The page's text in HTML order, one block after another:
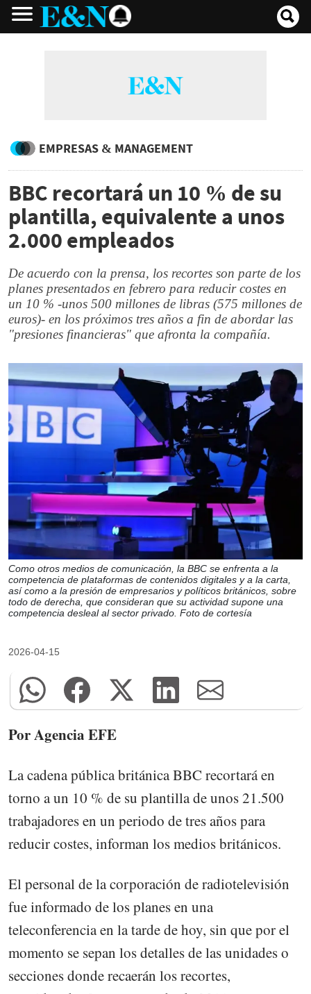
EMPRESAS & MANAGEMENT
BBC recortará un 10 % de su
plantilla, equivalente a unos
2.000 empleados
De acuerdo con la prensa, los recortes son parte de los
planes presentados en febrero para reducir costes en
un 10 % -unos 500 millones de libras (575 millones de
euros)- en los próximos tres años a fin de abordar las
"presiones financieras" que afronta la compañía.
Como otros medios de comunicación, la BBC se enfrenta a la
competencia de plataformas de contenidos digitales y a la carta,
así como a la presión de empresarios y políticos británicos, sobre
todo de derecha, que consideran que su actividad supone una
competencia desleal al sector privado. Foto de cortesía
2026-04-15
Por Agencia EFE
La cadena pública británica BBC recortará en
torno a un 10 % de su plantilla de unos 21.500
trabajadores en un periodo de tres años para
reducir costes, informan los medios británicos.
El personal de la corporación de radiotelevisión
fue informado de los planes en una
teleconferencia en la tarde de hoy, sin que por el
momento se sepan los detalles de las unidades o
secciones donde recaerán los recortes,